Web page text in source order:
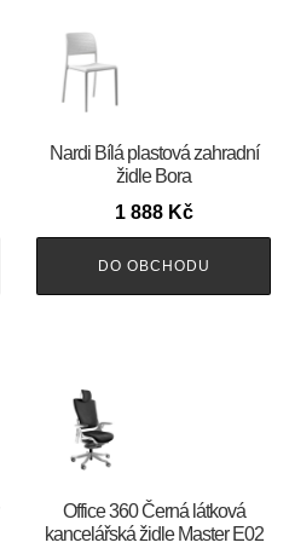
Nardi Bílá plastová zahradní
židle Bora
1 888 Kč
DO OBCHODU
Office 360 Černá látková
kancelářská židle Master E02